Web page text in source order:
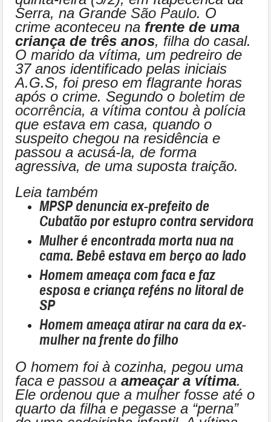
Serra, na GrandeSão Paulo. O
crime aconteceu na frente de uma
criança de três anos, filha do casal.
O marido da vítima, um pedreiro de
37 anos identificado pelas iniciais
A.G.S, foi preso em flagrante horas
após o crime. Segundo oboletim de
ocorrência, a vítima contou à polícia
que estava em casa, quando o
suspeito chegou na residência e
passou a acusá-la, de forma
agressiva, de uma suposta traição.
Leia também
MPSP denuncia ex-prefeito de
Cubatão por estupro contra servidora
Mulher é encontrada morta nua na
cama. Bebê estava em berço ao lado
Homem ameaça com faca e faz
esposa e criança reféns no litoral de
SP
Homem ameaça atirar na cara da ex-
mulher na frente do filho
O homem foi à cozinha, pegou uma
faca e passou aameaçar a vítima.
Ele ordenou que a mulher fosse até o
quarto da filha e pegasse a “perna”